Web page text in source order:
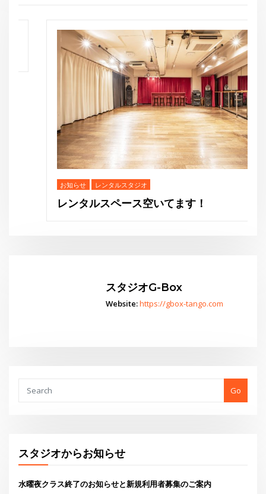
レンタルスタジオ
レンタルスペース空いてます！
スタジオG-Box
Website:https://gbox-tango.com
Go
スタジオからお知らせ
水曜夜クラス終了のお知らせと新規利用者募集のご案内